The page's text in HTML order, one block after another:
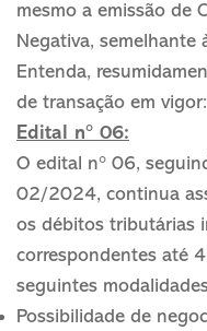
mesmo a emissão de
Negativa, semelhante
Entenda,
de transação em vigor:
Edital n° 06:
O edital n° 06,
02/2024, continua
os débitos tributárias
correspondentes até
seguintes
Possibilidade de